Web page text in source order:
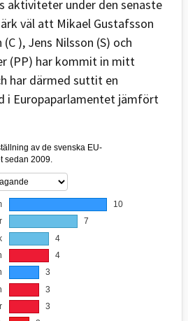
aktiviteter under den senaste
väl att Mikael Gustafsson
), Jens Nilsson (S) och
(PP) har kommit in mitt
har därmed suttit en
i Europaparlamentet jämfört